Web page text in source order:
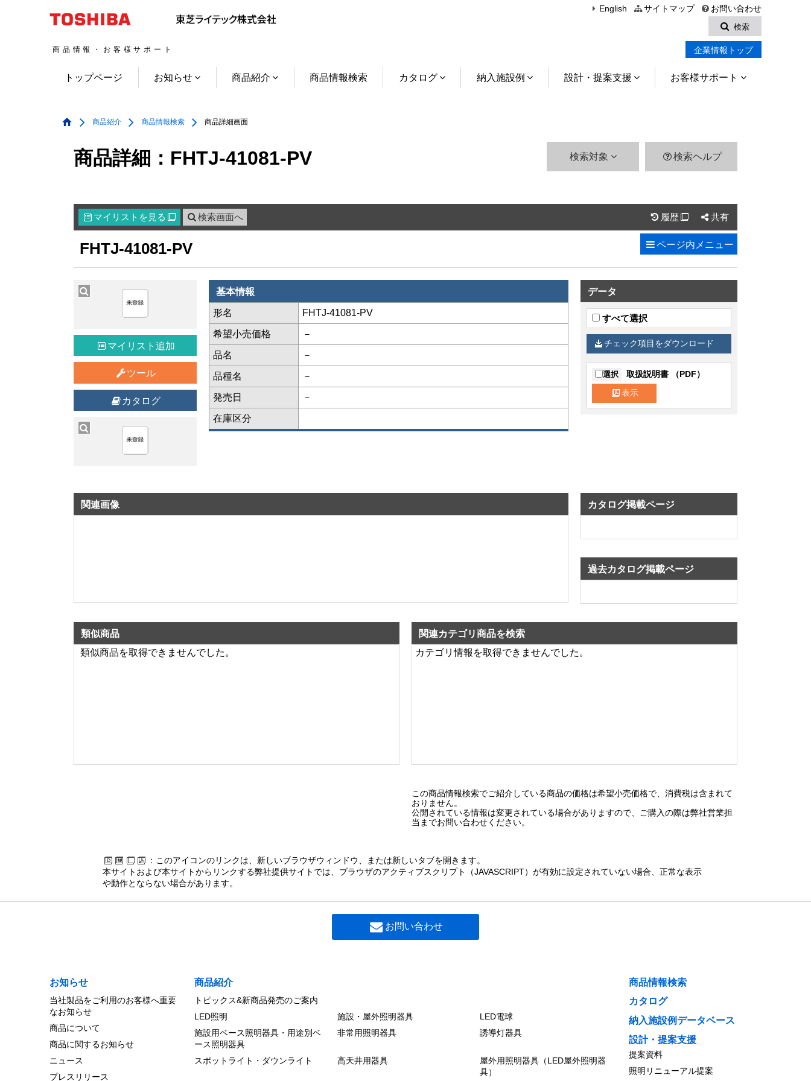
English サイトマップ
お問い合わせ
検索
商品情報・お客様サポート 企業情報トップ
トップページ お知らせ 商品紹介 商品情報検索 カタログ 納入施設例 設計・提案支援 お客様サポート
商品紹介 商品情報検索 商品詳細画面
商品詳細：FHTJ-41081-PV 検索対象 検索ヘルプ
マイリスト を見る  検索画面へ 履歴  共有
FHTJ-41081-PV ページ内 メニュー
マイリスト追加
ツール
カタログ
基本情報
形名 FHTJ-41081-PV
希望小売価格 －
品名 －
品種名 －
発売日 －
在庫区分
データ
すべて選択
チェック項目をダウンロード
選択 取扱説明書 （PDF）
表示
関連画像 カタログ掲載ページ
過去カタログ掲載ページ
類似商品
類似商品を取得できませんでした。
関連カテゴリ商品を検索
カテゴリ情報を取得できませんでした。
この商品情報検索でご紹介している商品の価格は希望小売価格で、消費税は含まれて
おりません。
公開されている情報は変更されている場合がありますので、ご購入の際は弊社営業担
当までお問い合わせください。
：このアイコンのリンクは、新しいブラウザウィンドウ、または新しいタブを開きます。
本サイトおよび本サイトからリンクする弊社提供サイトでは、ブラウザのアクティブスクリプト（JAVASCRIPT）が有効に設定されていない場合、正常な表示
や動作とならない場合があります。
お問い合わせ
お知らせ
当社製品をご利用のお客様へ重要
なお知らせ
商品について
商品に関するお知らせ
ニュース
プレスリリース
商品紹介
トピックス&新商品発売のご案内
LED照明
施設・屋外照明器具
LED電球
施設用ベース照明器具・用途別ベ
ース照明器具
非常用照明器具 誘導灯器具
スポットライト・ダウンライト 高天井用器具
屋外用照明器具（LED屋外照明器
具）
商品情報検索
カタログ
納入施設例データベース
設計・提案支援
提案資料
照明リニューアル提案